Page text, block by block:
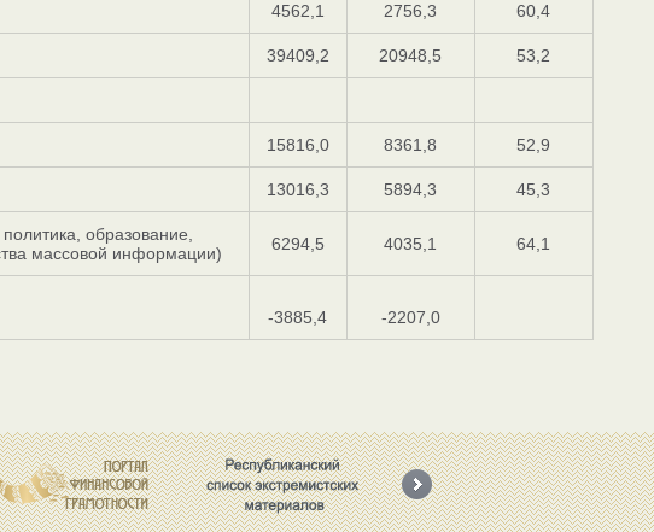
4562,1 2756,3 60,4
39409,2 20948,5 53,2
15816,0 8361,8 52,9
13016,3 5894,3 45,3
образование,
массовой информации)
6294,5 4035,1 64,1
-3885,4 -2207,0